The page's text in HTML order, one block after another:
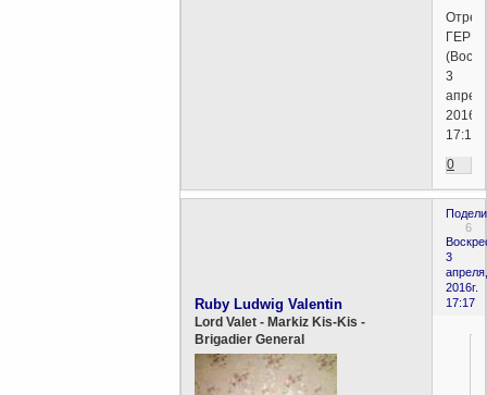
3
2016г.
17:15)
0
6
3
апреля,
2016г.
17:17
Ruby Ludwig Valentin
Lord Valet - Markiz Kis-Kis -
Brigadier General